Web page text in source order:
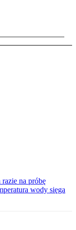
na próbę
wody sięga